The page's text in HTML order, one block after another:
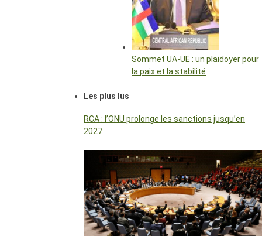
Sommet UA-UE : un plaidoyer pour
la paix et la stabilité
Les plus lus
RCA : l’ONU prolonge les sanctions jusqu’en
2027